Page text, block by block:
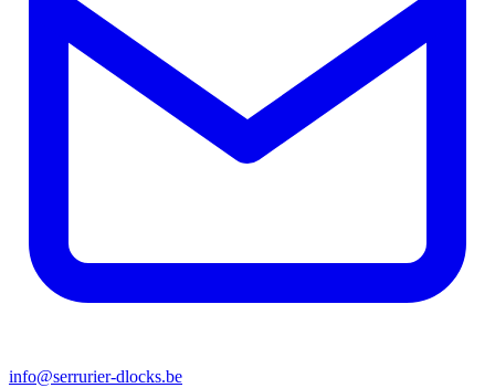
info@serrurier-dlocks.be